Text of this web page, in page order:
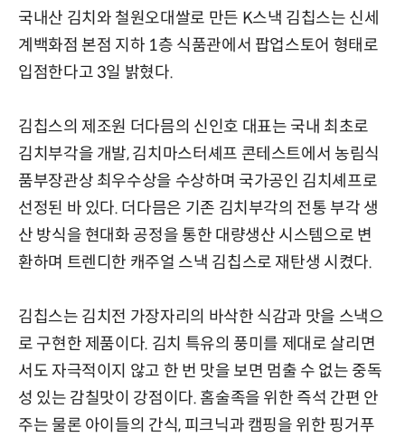
국내산 김치와 철원오대쌀로 만든 K스낵 김칩스는 신세
계백화점 본점 지하 1층 식품관에서 팝업스토어 형태로
입점한다고 3일 밝혔다.
김칩스의 제조원 더다믐의 신인호 대표는 국내 최초로
김치부각을 개발, 김치마스터셰프 콘테스트에서 농림식
품부장관상 최우수상을 수상하며 국가공인 김치셰프로
선정된 바 있다. 더다믐은 기존 김치부각의 전통 부각 생
산 방식을 현대화 공정을 통한 대량생산 시스템으로 변
환하며 트렌디한 캐주얼 스낵 김칩스로 재탄생 시켰다.
김칩스는 김치전 가장자리의 바삭한 식감과 맛을 스낵으
로 구현한 제품이다. 김치 특유의 풍미를 제대로 살리면
서도 자극적이지 않고 한 번 맛을 보면 멈출 수 없는 중독
성 있는 감칠맛이 강점이다. 홈술족을 위한 즉석 간편 안
주는 물론 아이들의 간식, 피크닉과 캠핑을 위한 핑거푸